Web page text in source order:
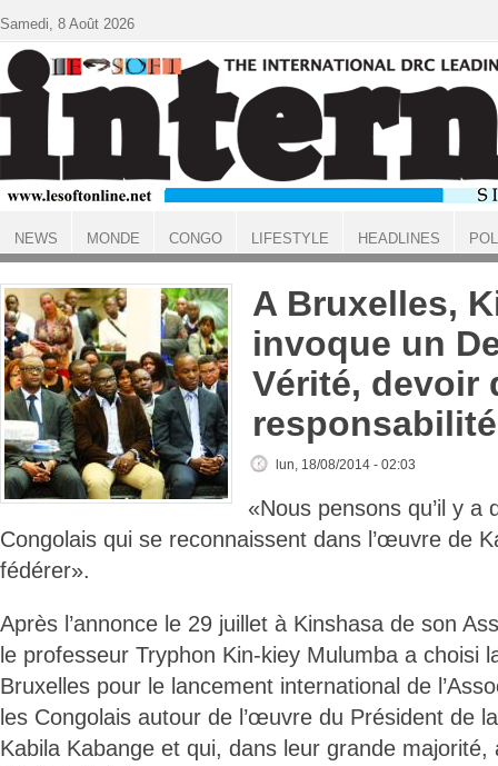
ACCUEIL
A Bruxelles,
invoque un
Vérité, devoir
responsabilité
lun, 18/08/2014 - 02:03
«Nous pensons qu’il y a
Congolais qui se reconnaissent dans l’œuvre de
fédérer».
Après l’annonce le 29 juillet à Kinshasa de son
le professeur Tryphon Kin-kiey Mulumba a choisi
Bruxelles pour le lancement international de
les Congolais autour de l’œuvre du Président de
Kabila Kabange et qui, dans leur grande
Samedi, 8 Août 2026
NEWS MONDE CONGO LIFESTYLE HEADLINES